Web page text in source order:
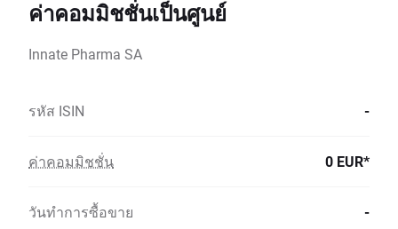
ค่าคอมมิชชั่นเป็นศูนย์
Innate Pharma SA
รหัส ISIN -
ค่าคอมมิชชั่น 0 EUR*
วันทำการซื้อขาย -